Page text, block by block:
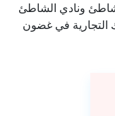
ونادي الشاطئ
التجارية في غضون